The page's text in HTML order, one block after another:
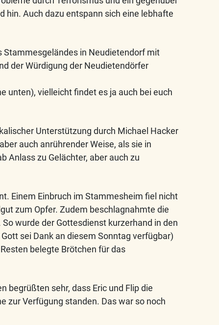
hin. Auch dazu entspann sich eine lebhafte
Stammesgeländes in Neudietendorf mit
der Würdigung der Neudietendörfer
unten), vielleicht findet es ja auch bei euch
Unterstützung durch Michael Hacker
auch anrührender Weise, als sie in
Anlass zu Gelächter, aber auch zu
Einem Einbruch im Stammesheim fiel nicht
zum Opfer. Zudem beschlagnahmte die
wurde der Gottesdienst kurzerhand in den
sei Dank an diesem Sonntag verfügbar)
belegte Brötchen für das
begrüßten sehr, dass Eric und Flip die
zur Verfügung standen. Das war so noch